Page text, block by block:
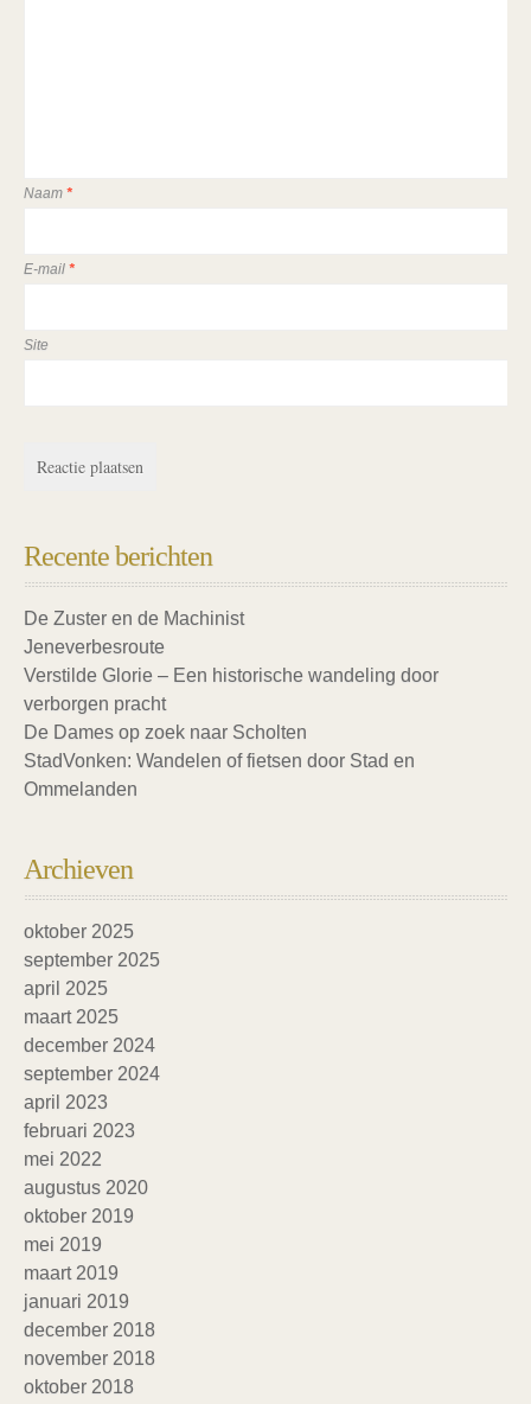
Naam *
E-mail *
Site
Recente berichten
De Zuster en de Machinist
Jeneverbesroute
Verstilde Glorie – Een historische wandeling door
verborgen pracht
De Dames op zoek naar Scholten
StadVonken: Wandelen of fietsen door Stad en
Ommelanden
Archieven
oktober 2025
september 2025
april 2025
maart 2025
december 2024
september 2024
april 2023
februari 2023
mei 2022
augustus 2020
oktober 2019
mei 2019
maart 2019
januari 2019
december 2018
november 2018
oktober 2018